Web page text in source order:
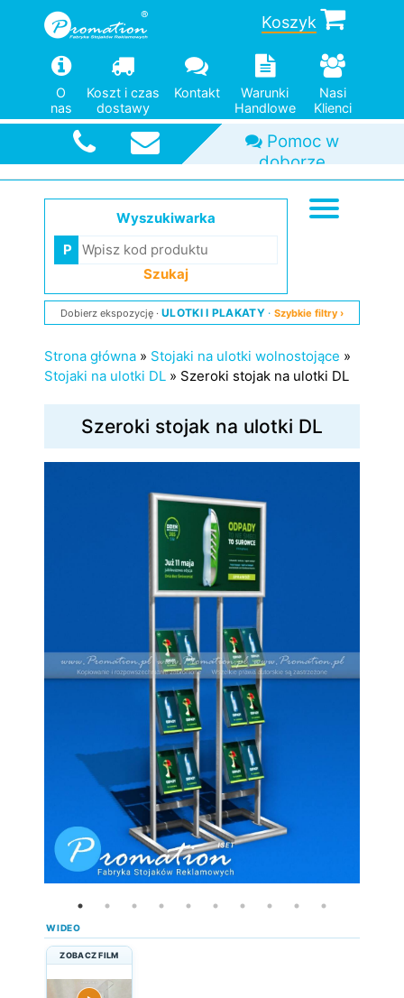
O
nas
Koszt i czas
dostawy
Kontakt
Warunki
Handlowe
Nasi
Klienci
Koszyk
Szybka
wysyłka
Wyszukiwarka
Szukaj
Dobierz ekspozycję ULOTKI I PLAKATY Szybkie filtry ›
Strona główna » Stojaki na ulotki wolnostojące »
Stojaki na ulotki DL » Szeroki stojak na ulotki DL
Szeroki stojak na ulotki DL
WIDEO
ZOBACZ FILM